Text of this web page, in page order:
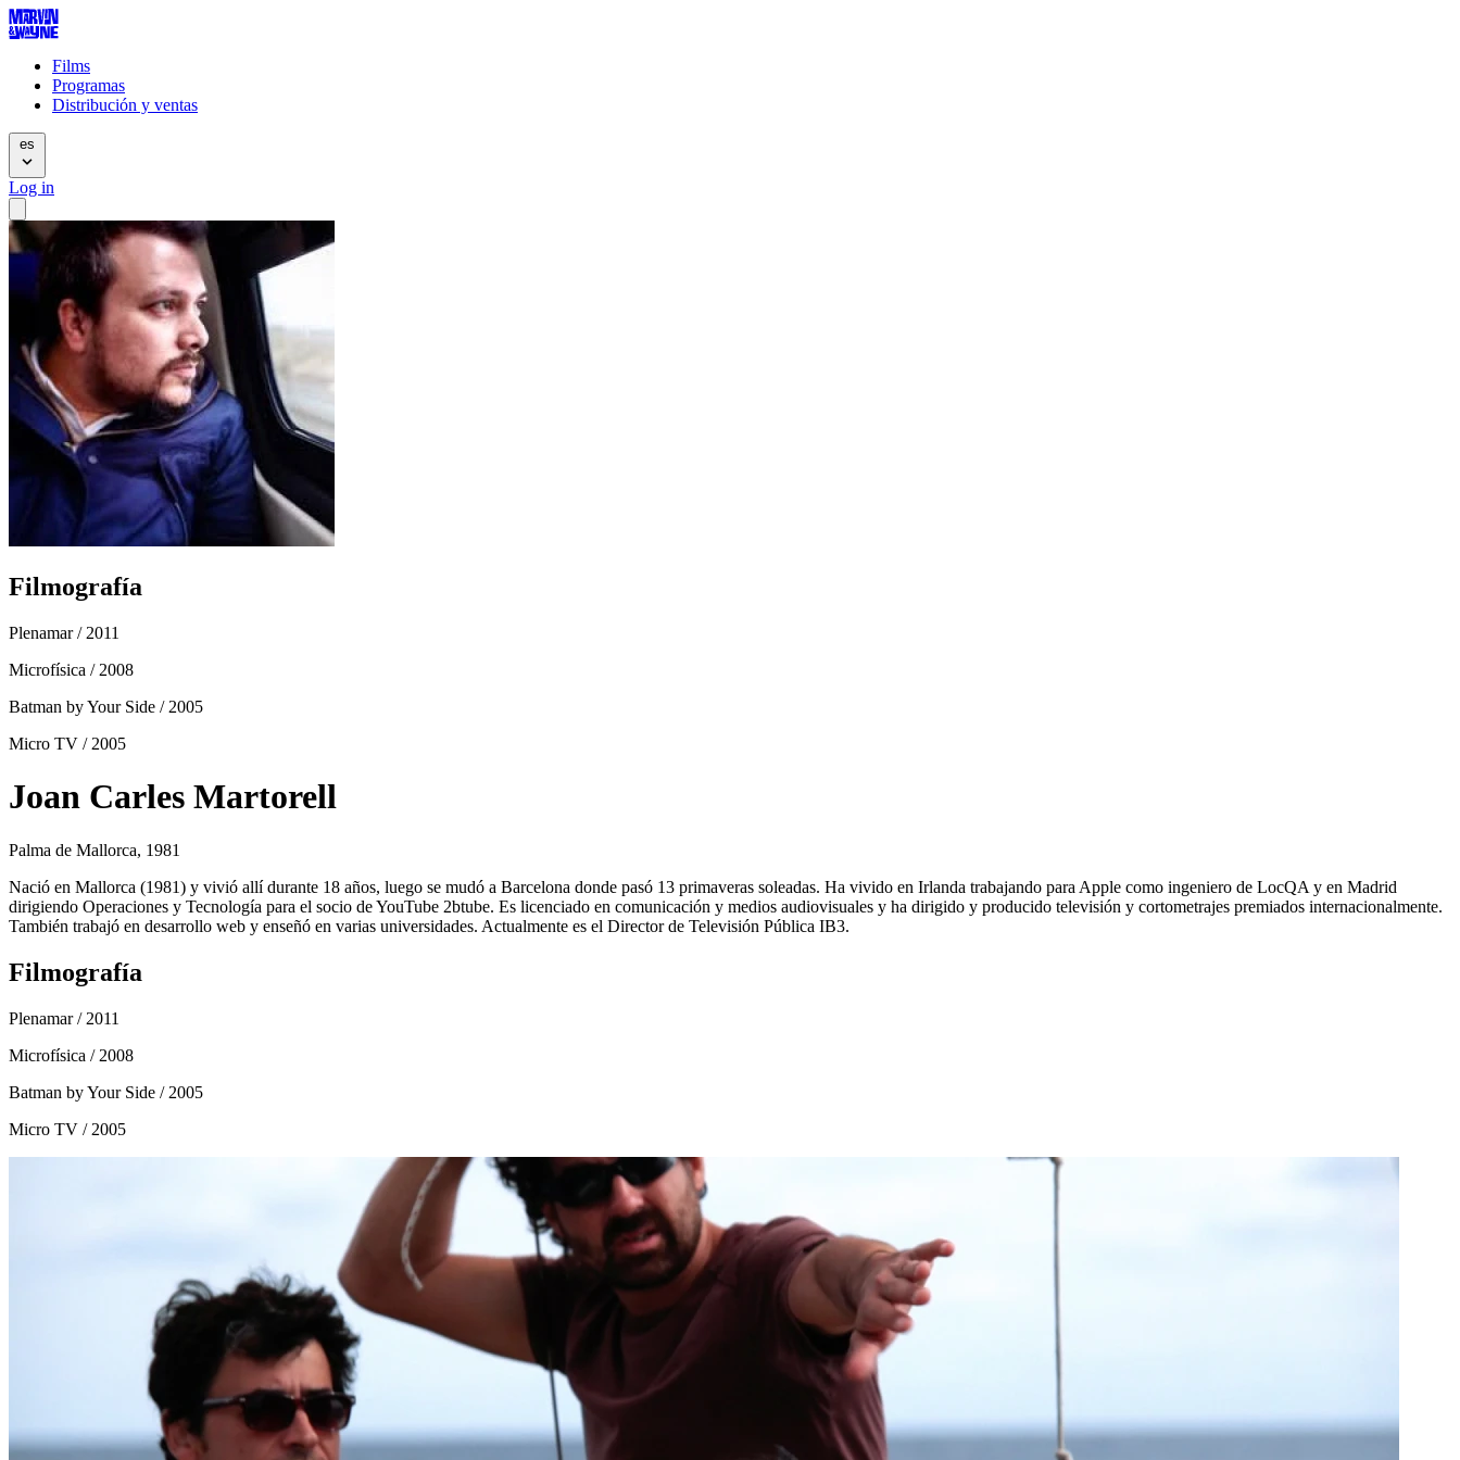
Films
Programas
Distribución y ventas
es
Log in
Filmografía
Plenamar / 2011
Microfísica / 2008
Batman by Your Side / 2005
Micro TV / 2005
Joan Carles Martorell
Palma de Mallorca, 1981
Nació en Mallorca (1981) y vivió allí durante 18 años, luego se mudó a Barcelona donde pasó 13 primaveras soleadas. Ha vivido en Irlanda trabajando para Apple como ingeniero de LocQA y en Madrid
dirigiendo Operaciones y Tecnología para el socio de YouTube 2btube. Es licenciado en comunicación y medios audiovisuales y ha dirigido y producido televisión y cortometrajes premiados internacionalmente.
También trabajó en desarrollo web y enseñó en varias universidades. Actualmente es el Director de Televisión Pública IB3.
Filmografía
Plenamar / 2011
Microfísica / 2008
Batman by Your Side / 2005
Micro TV / 2005